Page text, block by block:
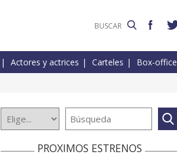
Actores y actrices Carteles Box-office
PROXIMOS ESTRENOS